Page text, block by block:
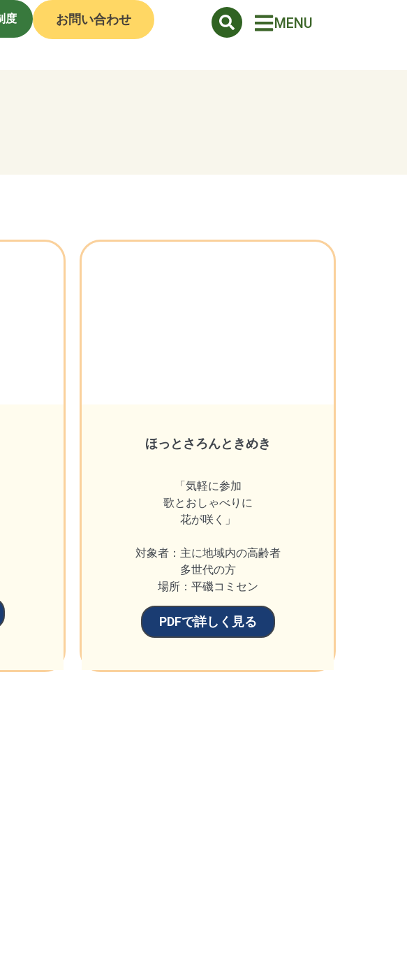
度 お問い合わせ MENU
ほっとさろんときめき
「気軽に参加
歌とおしゃべりに
花が咲く」
対象者：主に地域内の高齢者
多世代の方
場所：平磯コミセン
PDFで詳しく見る